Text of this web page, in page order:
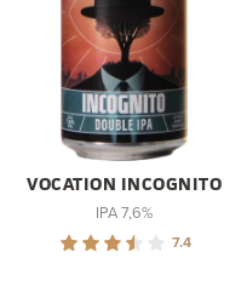
VOCATION INCOGNITO
IPA 7,6%
7.4